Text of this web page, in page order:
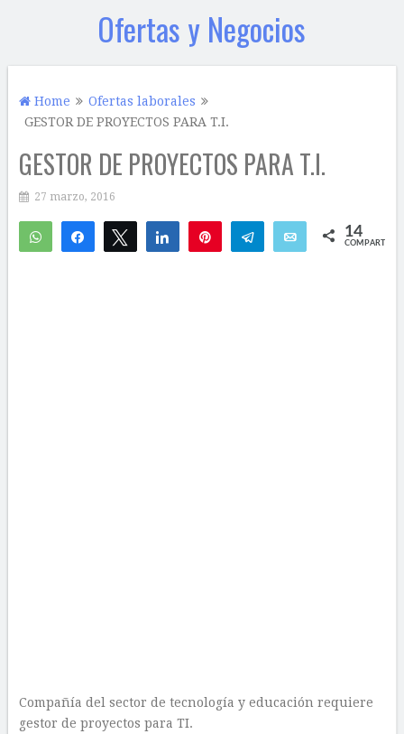
Ofertas y Negocios
Home
Ofertas laborales
GESTOR DE PROYECTOS PARA T.I.
GESTOR DE PROYECTOS PARA T.I.
27 marzo, 2016
WhatsAppCompartirTwittear Compartir Telegram Email 14
COMPARTIR
Compañía del sector de tecnología y educación requiere
gestor de proyectos para TI.